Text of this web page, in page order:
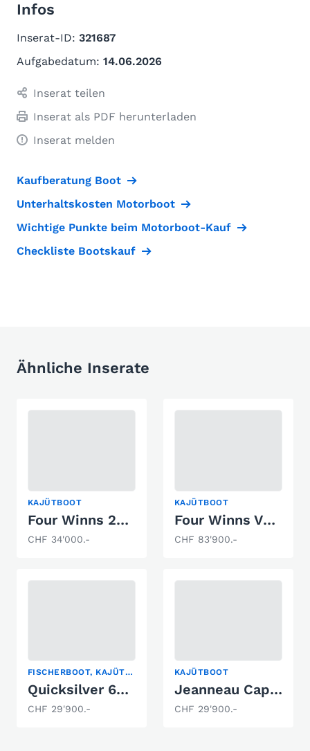
Infos
Inserat-ID: 321687
Aufgabedatum: 14.06.2026
Inserat teilen
Inserat als PDF herunterladen
Inserat melden
Kaufberatung Boot
Unterhaltskosten Motorboot
Wichtige Punkte beim Motorboot-Kauf
Checkliste Bootskauf
Ähnliche Inserate
KAJÜTBOOT
Four Winns 278 Vista
CHF 34'000.-
KAJÜTBOOT
Four Winns V255
CHF 83'900.-
FISCHERBOOT, KAJÜTBOOT, PILOTHAUS
Quicksilver 605 Pilothouse
CHF 29'900.-
KAJÜTBOOT
Jeanneau Cap Camarat 6.5 DC Serie 2
CHF 29'900.-